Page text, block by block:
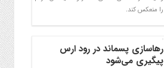
را منعکس کند.
رهاسازی پسماند در رود ارس
پیگیری می‌شود